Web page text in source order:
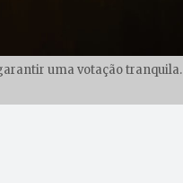
uma votação tranquila.